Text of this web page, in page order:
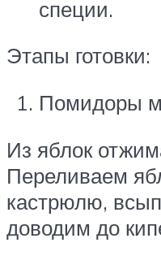
специи.
Этапы готовки:
Помидоры
Из яблок
Переливаем
кастрюлю,
доводим до